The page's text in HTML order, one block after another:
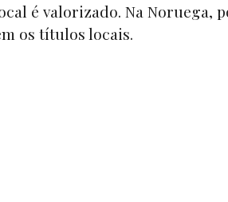
é valorizado. Na Noruega,
os títulos locais.